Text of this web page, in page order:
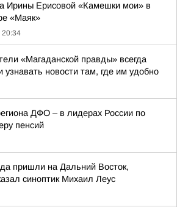
Ирины Ерисовой «Камешки мои» в
«Маяк»
20:34
«Магаданской правды» всегда
узнавать новости там, где им удобно
ДФО – в лидерах России по
пенсий
пришли на Дальний Восток,
синоптик Михаил Леус